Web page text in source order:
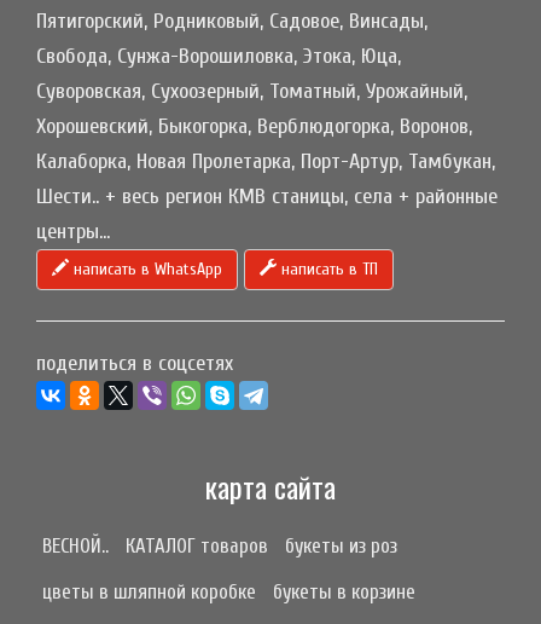
Пятигорский, Родниковый, Садовое, Винсады,
Свобода, Сунжа-Ворошиловка, Этока, Юца,
Суворовская, Сухоозерный, Томатный, Урожайный,
Хорошевский, Быкогорка, Верблюдогорка, Воронов,
Калаборка, Новая Пролетарка, Порт-Артур, Тамбукан,
Шести.. + весь регион КМВ станицы, села + районные
центры...
написать в WhatsApp написать в ТП
поделиться в соцсетях
карта сайта
ВЕСНОЙ.. КАТАЛОГ товаров
букеты из роз
цветы в шляпной коробке
букеты в корзине